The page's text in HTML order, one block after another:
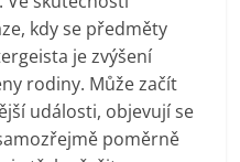
kdy se předměty
je zvýšení
rodiny. Může začít
události, objevují se
poměrně